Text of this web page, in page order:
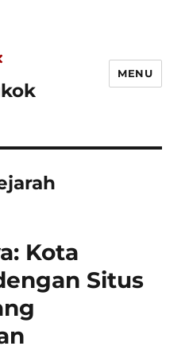
MENU
Kota
Situs